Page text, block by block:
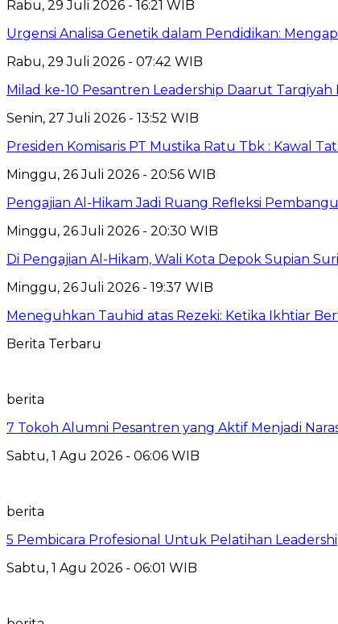
Rabu, 29 Juli 2026 - 16:21 WIB
Urgensi Analisa Genetik dalam Pendidikan:
Rabu, 29 Juli 2026 - 07:42 WIB
Milad ke-10 Pesantren Leadership Daarut
Senin, 27 Juli 2026 - 13:52 WIB
Presiden Komisaris PT Mustika Ratu Tbk : Kawal
Minggu, 26 Juli 2026 - 20:56 WIB
Pengajian Al-Hikam Jadi Ruang Refleksi
Minggu, 26 Juli 2026 - 20:30 WIB
Di Pengajian Al-Hikam, Wali Kota Depok Supian
Minggu, 26 Juli 2026 - 19:37 WIB
Meneguhkan Tauhid atas Rezeki: Ketika Ikhtiar
Berita Terbaru
berita
7 Tokoh Alumni Pesantren yang Aktif Menjadi
Sabtu, 1 Agu 2026 - 06:06 WIB
berita
5 Pembicara Profesional Untuk Pelatihan
Sabtu, 1 Agu 2026 - 06:01 WIB